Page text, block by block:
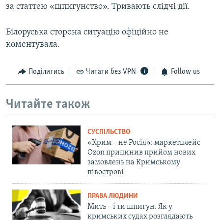
за статтею «шпигунство». Тривають слідчі дії.
Білоруська сторона ситуацію офіційно не
коментувала.
Поділитись Читати без VPN Follow us
Читайте також
СУСПІЛЬСТВО
«Крим – не Росія»: маркетплейс
Ozon припинив прийом нових
замовлень на Кримському
півострові
ПРАВА ЛЮДИНИ
Мить – і ти шпигун. Як у
кримських судах розглядають